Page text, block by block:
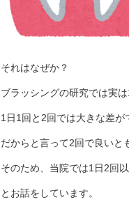
それはなぜか？
ブラッシングの研究では実
1日1回と2回では大きな差が
だからと言って2回で良いと
そのため、当院では1日2回
とお話をしています。